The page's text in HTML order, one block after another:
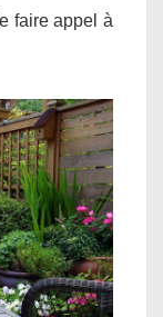
faire appel à